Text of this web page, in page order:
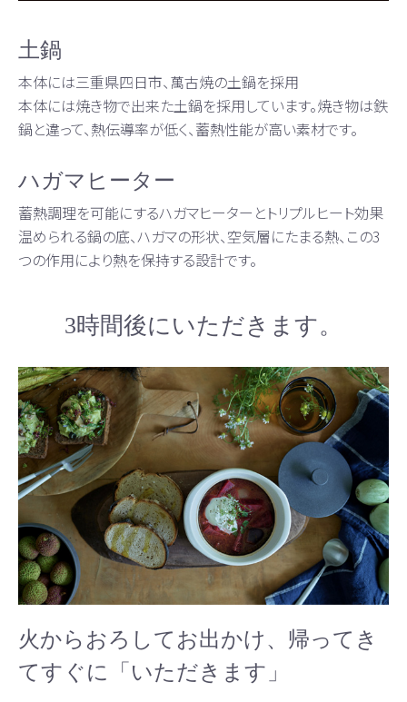
土鍋
本体には三重県四日市、萬古焼の土鍋を採用
本体には焼き物で出来た土鍋を採用しています。焼き物は鉄
鍋と違って、熱伝導率が低く、蓄熱性能が高い素材です。
ハガマヒーター
蓄熱調理を可能にするハガマヒーターとトリプルヒート効果
温められる鍋の底、ハガマの形状、空気層にたまる熱、この3
つの作用により熱を保持する設計です。
3時間後にいただきます。
火からおろしてお出かけ、帰ってき
てすぐに「いただきます」